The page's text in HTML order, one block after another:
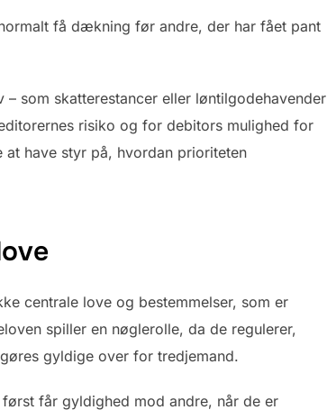
få dækning før andre, der har fået pant
som skatterestancer eller løntilgodehavender
risiko og for debitors mulighed for
have styr på, hvordan prioriteten
centrale love og bestemmelser, som er
spiller en nøglerolle, da de regulerer,
gyldige over for tredjemand.
får gyldighed mod andre, når de er